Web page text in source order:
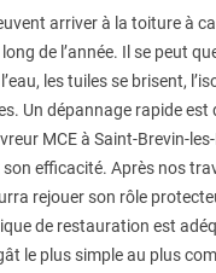
arriver à la toiture à
de l’année. Il se peut
les tuiles se brisent,
Un dépannage rapide
MCE à Saint-Brevin-
efficacité. Après nos
rejouer son rôle
de restauration est
le plus simple au plus